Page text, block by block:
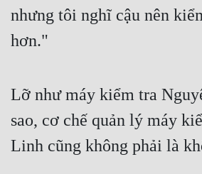
Huyền Nghi
Huyền Ảo
Hệ Thống
Học Đường
Khoa Huyễn
nhưng tôi nghĩ cậu nên
hơn."
Lỡ như máy kiểm tra
sao, cơ chế quản lý máy
Linh cũng không phải là